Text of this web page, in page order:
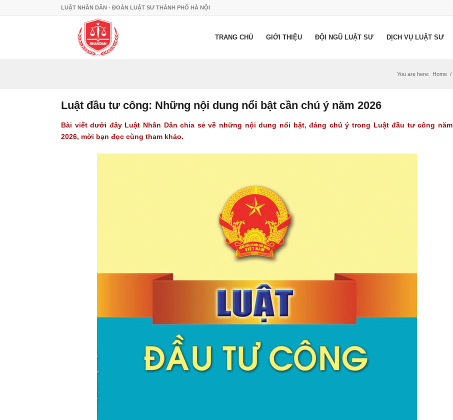
LUẬT NHÂN DÂN - ĐOÀN LUẬT SƯ THÀNH PHỐ HÀ NỘI
TRANG CHỦ GIỚI THIỆU ĐỘI NGŨ LUẬT SƯ DỊCH VỤ LUẬT SƯ
You are here: Home /
Luật đầu tư công: Những nội dung nổi bật cần chú ý năm 2026
Bài viết dưới đây Luật Nhân Dân chia sẻ về những nội dung nổi bật, đáng chú ý trong Luật đầu tư công năm
2026, mời bạn đọc cùng tham khảo.